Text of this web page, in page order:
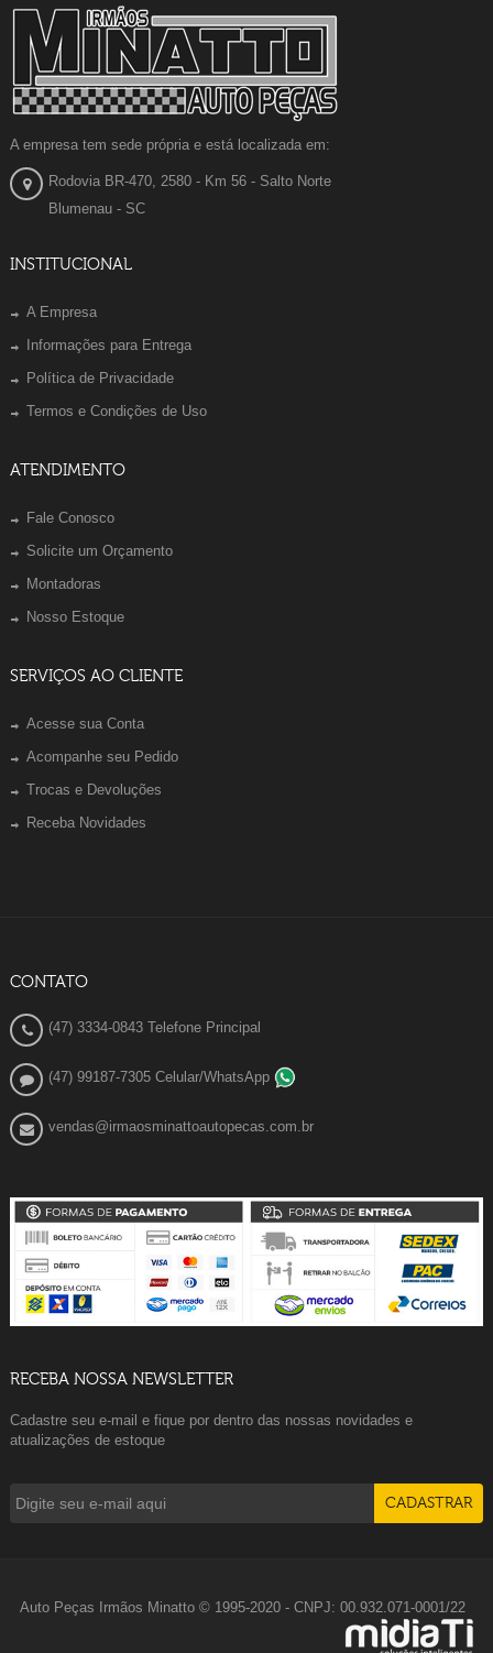
A empresa tem sede própria e está localizada em:
Rodovia BR-470, 2580 - Km 56 - Salto Norte
Blumenau - SC
INSTITUCIONAL
A Empresa
Informações para Entrega
Política de Privacidade
Termos e Condições de Uso
ATENDIMENTO
Fale Conosco
Solicite um Orçamento
Montadoras
Nosso Estoque
SERVIÇOS AO CLIENTE
Acesse sua Conta
Acompanhe seu Pedido
Trocas e Devoluções
Receba Novidades
CONTATO
(47) 3334-0843 Telefone Principal
(47) 99187-7305 Celular/WhatsApp
vendas@irmaosminattoautopecas.com.br
RECEBA NOSSA NEWSLETTER
Cadastre seu e-mail e fique por dentro das nossas novidades e
atualizações de estoque
Auto Peças Irmãos Minatto © 1995-2020 - CNPJ: 00.932.071-0001/22